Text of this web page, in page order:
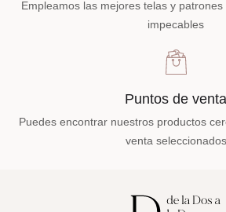
Empleamos las mejores telas y
impecables
Puntos de venta
Puedes encontrar nuestros productos
venta seleccionados